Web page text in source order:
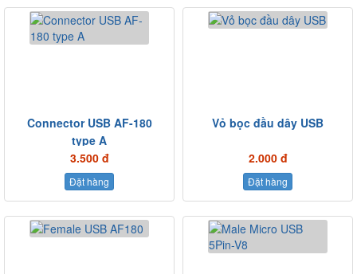
Connector USB AF-180
type A
3.500 đ
Đặt hàng
Vỏ bọc đầu dây USB
2.000 đ
Đặt hàng